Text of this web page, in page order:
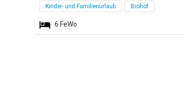
Kinder- und Familienurlaub Biohof
6 FeWo